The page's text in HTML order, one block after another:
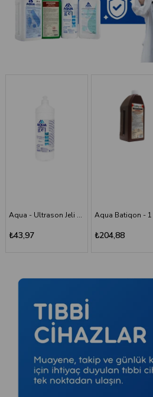
Aqua Batiqon - 1 Litre Batikon - Povidon İyot Çözelti %10
₺204,88 ₺79,98